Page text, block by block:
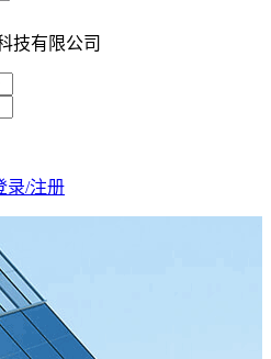
技有限公司
录/注册